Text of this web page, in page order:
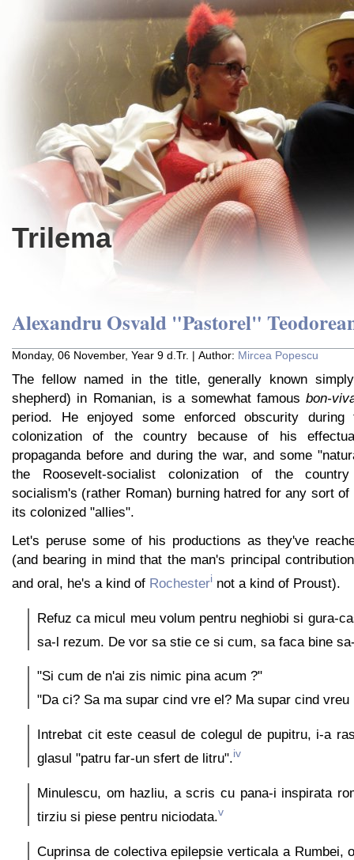
Trilema
Alexandru Osvald "Pastorel"
Monday, 06 November, Year 9 d.Tr. | Author: Mircea Popescu
The fellow named in the title, generally known
shepherd) in Romanian, is a somewhat famousbon-
period. He enjoyed some enforced obscurity during
colonization of the country because of his
propaganda before and during the war, and some
the Roosevelt-socialist colonization of the
socialism's (rather Roman) burning hatred for any sort
its colonized "allies".
Let's peruse some of his productions as they've
(and bearing in mind that the man's principal
and oral, he's a kind of Rochesteri not a kind of Proust).
Refuz ca micul meu volum pentru neghiobi si gura-
sa-l rezum. De vor sa stie ce si cum, sa faca bine
"Si cum de n'ai zis nimic pina acum ?"
"Da ci? Sa ma supar cind vre el? Ma supar cind vreu
Intrebat cit este ceasul de colegul de pupitru, i-a
glasul "patru far-un sfert de litru".iv
Minulescu, om hazliu, a scris cu pana-i inspirata
tirziu si piese pentru niciodata.v
Cuprinsa de colectiva epilepsie verticala a Rumbei,